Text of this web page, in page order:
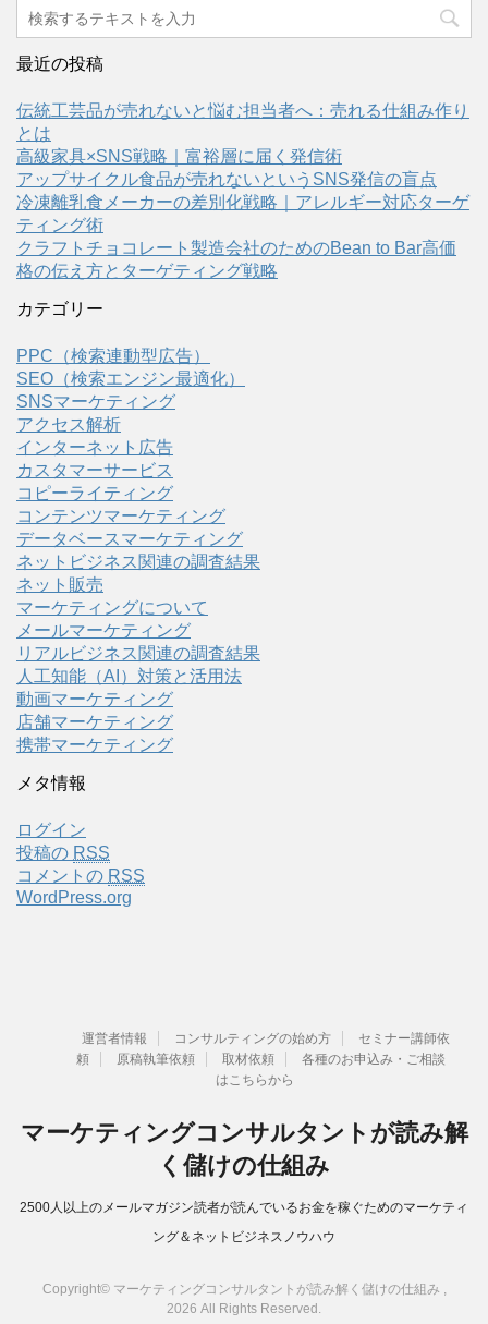
最近の投稿
伝統工芸品が売れないと悩む担当者へ：売れる仕組み作り
とは
高級家具×SNS戦略｜富裕層に届く発信術
アップサイクル食品が売れないというSNS発信の盲点
冷凍離乳食メーカーの差別化戦略｜アレルギー対応ターゲ
ティング術
クラフトチョコレート製造会社のためのBean to Bar高価
格の伝え方とターゲティング戦略
カテゴリー
PPC（検索連動型広告）
SEO（検索エンジン最適化）
SNSマーケティング
アクセス解析
インターネット広告
カスタマーサービス
コピーライティング
コンテンツマーケティング
データベースマーケティング
ネットビジネス関連の調査結果
ネット販売
マーケティングについて
メールマーケティング
リアルビジネス関連の調査結果
人工知能（AI）対策と活用法
動画マーケティング
店舗マーケティング
携帯マーケティング
メタ情報
ログイン
投稿の RSS
コメントの RSS
WordPress.org
運営者情報 コンサルティングの始め方
セミナー講師依
頼
原稿執筆依頼 取材依頼
各種のお申込み・ご相談
はこちらから
マーケティングコンサルタントが読み解
く儲けの仕組み
2500人以上のメールマガジン読者が読んでいるお金を稼ぐためのマーケティ
ング＆ネットビジネスノウハウ
Copyright© マーケティングコンサルタントが読み解く儲けの仕組み ,
2026 All Rights Reserved.